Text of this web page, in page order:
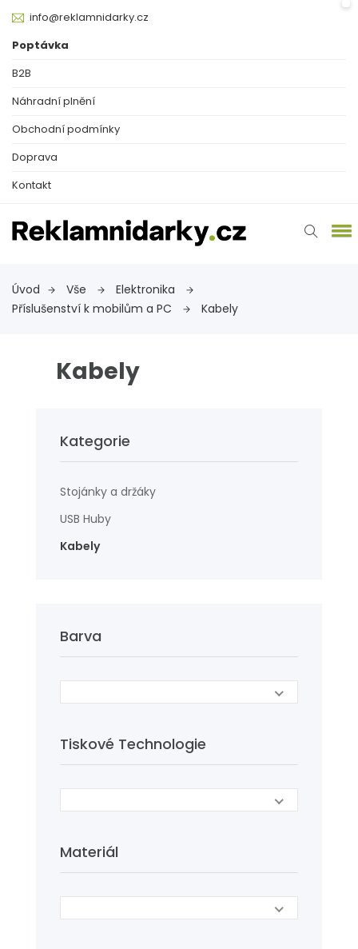
info@reklamnidarky.cz
Poptávka
B2B
Náhradní plnění
Obchodní podmínky
Doprava
Kontakt
Úvod Vše
Elektronika
Příslušenství k mobilům a PC
Kabely
Kabely
Kategorie
Stojánky a držáky
USB Huby
Kabely
Barva
Tiskové Technologie
Materiál